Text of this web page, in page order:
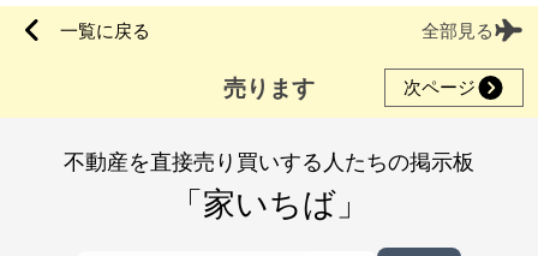
一覧に戻る 全部見る
売ります 次ページ
不動産を直接売り買いする人たちの掲示板
「家いちば」